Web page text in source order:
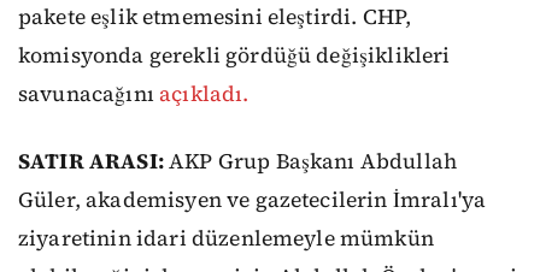
pakete eşlik etmemesini eleştirdi. CHP,
komisyonda gerekli gördüğü değişiklikleri
savunacağını açıkladı.
SATIR ARASI:AKP Grup Başkanı Abdullah
Güler, akademisyen ve gazetecilerin İmralı'ya
ziyaretinin idari düzenlemeyle mümkün